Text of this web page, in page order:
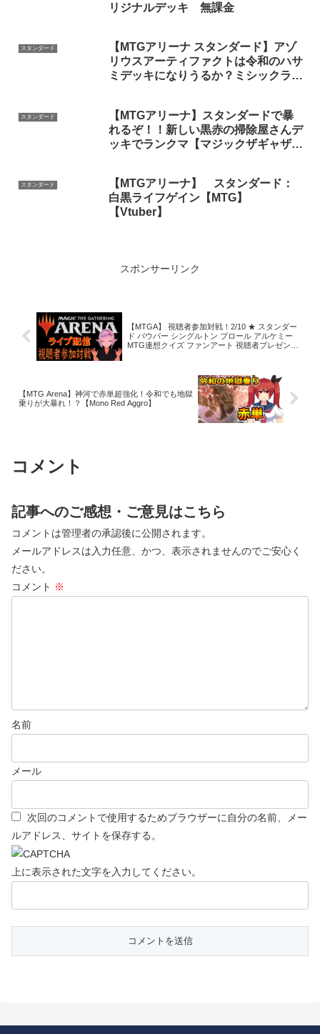
リジナルデッキ 無課金
スタンダード
【MTGアリーナ スタンダード】アゾ
リウスアーティファクトは令和のハサ
ミデッキになりうるか？ミシックラン
スタンダード
【MTGアリーナ】スタンダードで暴
れるぞ！！新しい黒赤の掃除屋さんデ
ッキでランクマ【マジックザギャザリ
スタンダード
【MTGアリーナ】 スタンダード：
白黒ライフゲイン【MTG】
【Vtuber】
スポンサーリンク
【MTGA】 視聴者参加対戦！2/10 ★ スタンダー
ド パウパー シングルトン ブロール アルケミー
MTG連想クイズ ファンアート 視聴者プレゼント
【MTG Arena】神河で赤単超強化！令和でも地獄
乗りが大暴れ！？【Mono Red Aggro】
コメント
記事へのご感想・ご意見はこちら
コメントは管理者の承認後に公開されます。
メールアドレスは入力任意、かつ、表示されませんのでご安心く
ださい。
コメント ※
名前
メール
次回のコメントで使用するためブラウザーに自分の名前、メー
ルアドレス、サイトを保存する。
上に表示された文字を入力してください。